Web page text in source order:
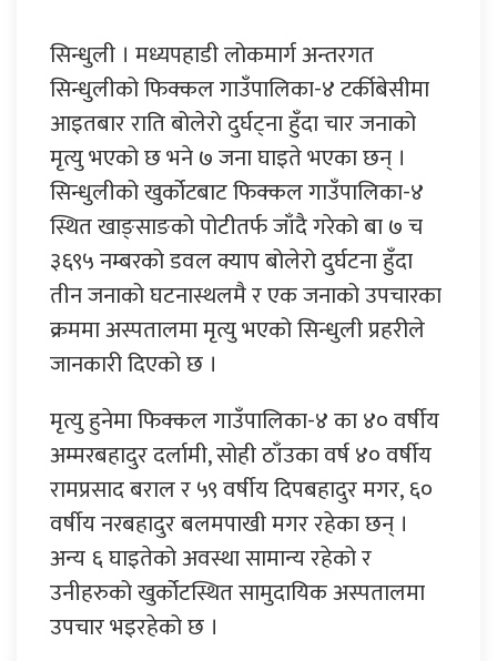
सिन्धुली । मध्यपहाडी लोकमार्ग अन्तरगत
सिन्धुलीको फिक्कल गाउँपालिका-४ टर्कीबेसीमा
आइतबार राति बोलेरो दुर्घट्ना हुँदा चार जनाको
मृत्यु भएको छ भने ७ जना घाइते भएका छन् ।
सिन्धुलीको खुर्कोटबाट फिक्कल गाउँपालिका-४
स्थित खाङ्साङको पोटीतर्फ जाँदै गरेको बा ७ च
३६९५ नम्बरको डवल क्याप बोलेरो दुर्घटना हुँदा
तीन जनाको घटनास्थलमै र एक जनाको उपचारका
क्रममा अस्पतालमा मृत्यु भएको सिन्धुली प्रहरीले
जानकारी दिएको छ ।
मृत्यु हुनेमा फिक्कल गाउँपालिका-४ का ४० वर्षीय
अम्मरबहादुर दर्लामी, सोही ठाँउका वर्ष ४० वर्षीय
रामप्रसाद बराल र ५९ वर्षीय दिपबहादुर मगर, ६०
वर्षीय नरबहादुर बलमपाखी मगर रहेका छन् ।
अन्य ६ घाइतेको अवस्था सामान्य रहेको र
उनीहरुको खुर्कोटस्थित सामुदायिक अस्पतालमा
उपचार भइरहेको छ ।